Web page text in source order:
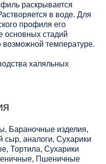
раскрывается
в воде. Для
профиля его
основных стадий
температуре.
халяльных
Бараночные изделия,
аналоги, Сухарики
Тортила, Сухарики
Пшеничные